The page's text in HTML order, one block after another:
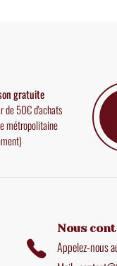
gratuite
de 50€ d'achats
métropolitaine
Nous
Appelez-nous